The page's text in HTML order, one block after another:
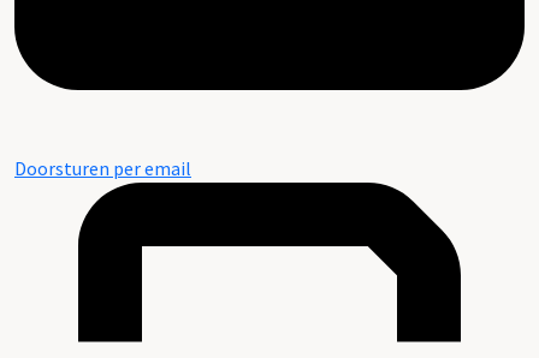
Doorsturen per email